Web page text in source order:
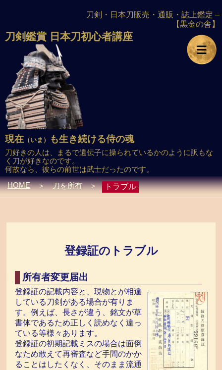
刀剣・日本刀販売・通販・誌上鑑定 –
【黒金の舎】
刀剣鑑賞 日本刀初心者講座
現在 （いま） も生き続ける侍の魂
刀好きの人は、まるで遺伝子に操られているかのように訳もな
く刀が好きなのです。
何故なら、彼らの前世は武士だったのです。
HOME
＞ 刀を所有 ＞ トラブル
≡
登録証のトラブル
所有者変更届出
登録証の記載内容と、現物とが相違
している刀剣がある場合が有りま
す。例えば、長さが違う、銘文が草
書体であるため正しく読めなく違っ
ている等様々あります。
登録証の初期記載ミスの場合は面倒
なため敢えて再審査など手間のかか
ることはしたくなく、そのまま流通